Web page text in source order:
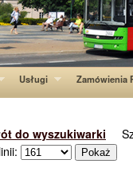
Usługi Zamówienia
do wyszukiwarki